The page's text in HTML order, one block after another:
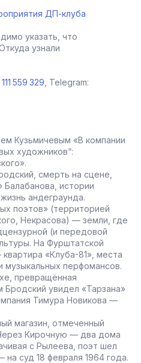
ДП-клуба
указать, что
узнали
559 329 , Telegram:
Кузьмичевым «В компании
художников“:
смерть на сцене,
Балабанова, истории
андеграунда.
поэтов» (территорией
Некрасова) — земли, где
(и передовой
На Фурштатской
«Клуба-81», места
музыкальных перфомансов.
превращённая
Бродский увидел «Тарзана»
Тимура Новикова —
магазин, отмеченный
Кирочную — два дома
с Рылеева, поэт шел
суд 18 февраля 1964 года.